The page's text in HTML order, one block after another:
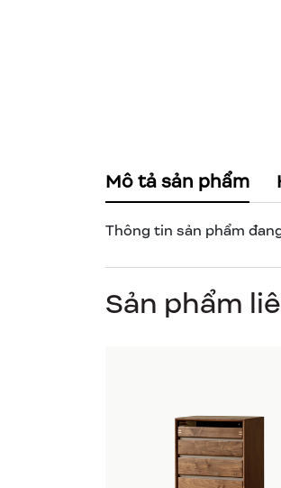
Mô tả sản phẩm
Thông tin sản phẩm
Sản phẩm